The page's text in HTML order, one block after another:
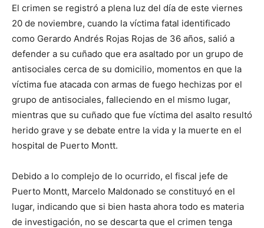
El crimen se registró a plena luz del día de este viernes
20 de noviembre, cuando la víctima fatal identificado
como Gerardo Andrés Rojas Rojas de 36 años, salió a
defender a su cuñado que era asaltado por un grupo de
antisociales cerca de su domicilio, momentos en que la
víctima fue atacada con armas de fuego hechizas por el
grupo de antisociales, falleciendo en el mismo lugar,
mientras que su cuñado que fue víctima del asalto resultó
herido grave y se debate entre la vida y la muerte en el
hospital de Puerto Montt.
Debido a lo complejo de lo ocurrido, el fiscal jefe de
Puerto Montt, Marcelo Maldonado se constituyó en el
lugar, indicando que si bien hasta ahora todo es materia
de investigación, no se descarta que el crimen tenga